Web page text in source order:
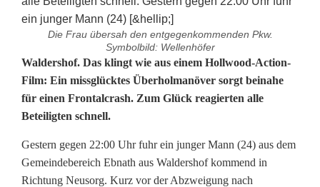
Die Frau übersah den entgegenkommenden Pkw.
Symbolbild: Wellenhöfer
W
i
e
i
m
Waldershof. Das klingt wie aus einem Hollwood-Action-
Film: Ein missglücktes Überholmanöver sorgt beinahe
für einen Frontalcrash. Zum Glück reagierten alle
Beteiligten schnell.
Gestern gegen 22:00 Uhr fuhr ein junger Mann (24) aus dem
Gemeindebereich Ebnath aus Waldershof kommend in
Richtung Neusorg. Kurz vor der Abzweigung nach